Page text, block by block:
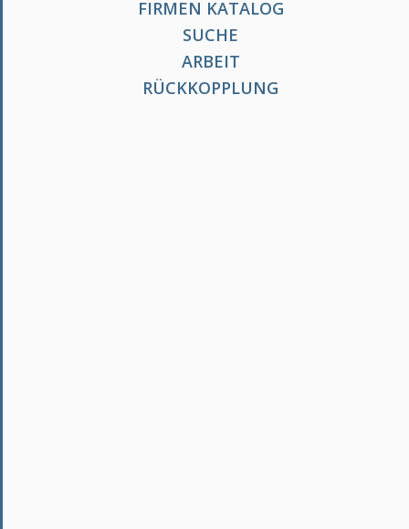
FIRMEN KATALOG
SUCHE
ARBEIT
RÜCKKOPPLUNG